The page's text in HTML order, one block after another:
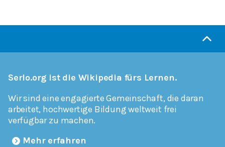
Serlo.org ist die Wikipedia fürs Lernen.
Wir sind eine engagierte Gemeinschaft, die daran
arbeitet, hochwertige Bildung weltweit frei
verfügbar zu machen.
Mehr erfahren